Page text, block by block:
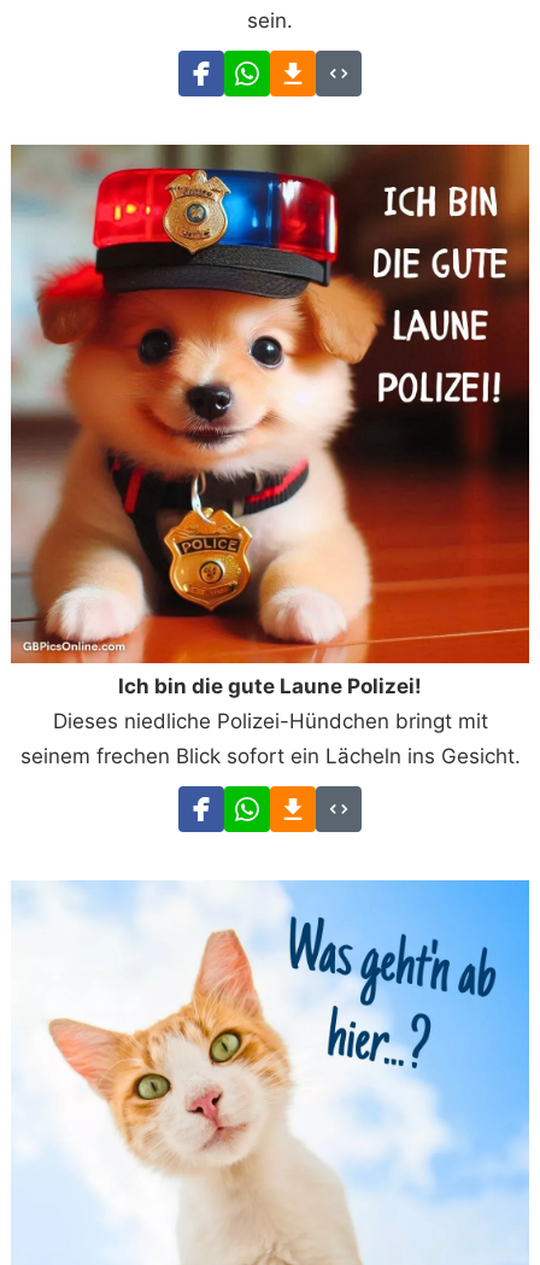
sein.
Ich bin die gute Laune Polizei!
Dieses niedliche Polizei-Hündchen bringt mit
seinem frechen Blick sofort ein Lächeln ins Gesicht.